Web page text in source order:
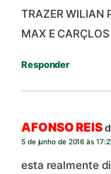
TRAZER WILIAN
MAX E
Responder
AFONSO REIS
5 de junho de 2016 às
esta realmente